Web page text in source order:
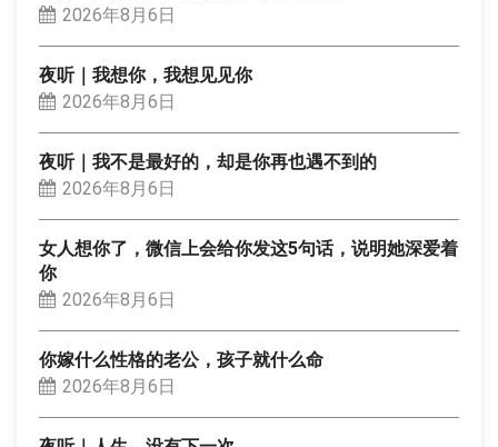
2026年8月6日
夜听｜我想你，我想见见你
2026年8月6日
夜听｜我不是最好的，却是你再也遇不到的
2026年8月6日
女人想你了，微信上会给你发这5句话，说明她深爱着
你
2026年8月6日
你嫁什么性格的老公，孩子就什么命
2026年8月6日